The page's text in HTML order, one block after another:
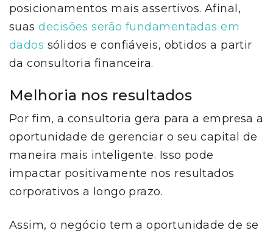
posicionamentos mais assertivos. Afinal,
suasdecisões serão fundamentadas em
dados sólidos e confiáveis, obtidos a partir
da consultoria financeira.
Melhoria nos resultados
Por fim, a consultoria gera para a empresa a
oportunidade de gerenciar o seu capital de
maneira mais inteligente. Isso pode
impactar positivamente nos resultados
corporativos a longo prazo.
Assim, o negócio tem a oportunidade de se